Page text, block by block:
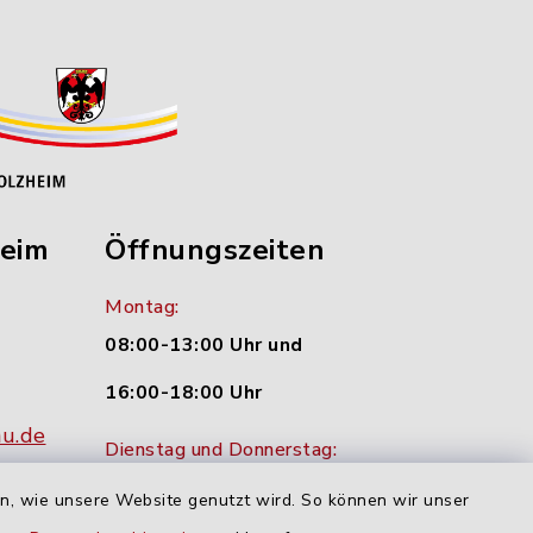
wie unsere Website genutzt wird. So können wir unser
Öffnungszeiten
Montag:
08:00-13:00 Uhr und
16:00-18:00 Uhr
Dienstag und Donnerstag:
09:00-12:00 Uhr